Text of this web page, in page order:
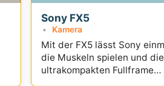
Sony FX5
Kamera
Mit der FX5 lässt Sony
die Muskeln spielen und
ultrakompakten Fullframe